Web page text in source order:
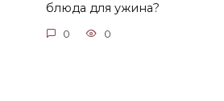
блюда для ужина?
0 0